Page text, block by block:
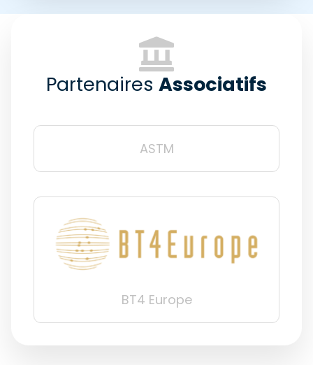
Partenaires Associatifs
ASTM
BT4 Europe